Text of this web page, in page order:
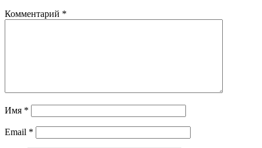
Комментарий *
Имя *
Email *